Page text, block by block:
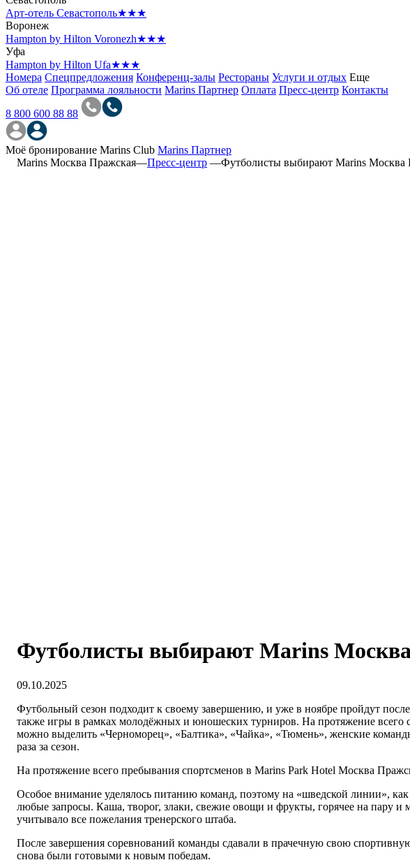
Арт-отель Севастополь★★★
Воронеж
Hampton by Hilton Voronezh★★★
Уфа
Hampton by Hilton Ufa★★★
Номера Спецпредложения Конференц-залы Рестораны Услуги и отдых Еще
Об отеле Программа лояльности Marins Партнер Оплата Пресс-центр Контакты
8 800 600 88 88
Моё бронирование Marins Club Marins Партнер
Marins Москва Пражская—Пресс-центр —Футболисты выбирают Marins Москва
Футболисты выбирают Marins
09.10.2025
Футбольный сезон подходит к своему завершению, и уже в ноябре пройдут
также игры в рамках молодёжных и юношеских турниров. На протяжение всего
можно выделить «Черноморец», «Балтика», «Чайка», «Тюмень», женские
раза за сезон.
На протяжение всего пребывания спортсменов в Marins Park Hotel Москва
Особое внимание уделялось питанию команд, поэтому на «шведской линии»,
любые запросы. Каша, творог, злаки, свежие овощи и фрукты, горячее на пару и
учитывало все пожелания тренерского штаба.
После завершения соревнований команды сдавали в прачечную свою
снова были готовыми к новым победам.